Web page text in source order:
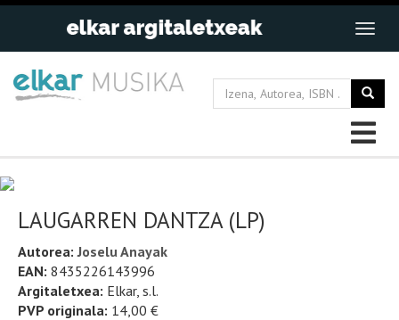
LAUGARREN DANTZA (LP)
Autorea:Joselu Anayak
EAN: 8435226143996
Argitaletxea: Elkar, s.l.
PVP originala: 14,00 €